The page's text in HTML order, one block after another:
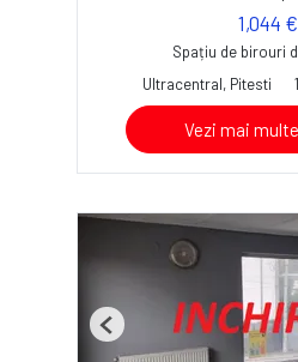
1,044 €
Spațiu de birouri
Ultracentral, Pitesti
Vezi mai
Previous